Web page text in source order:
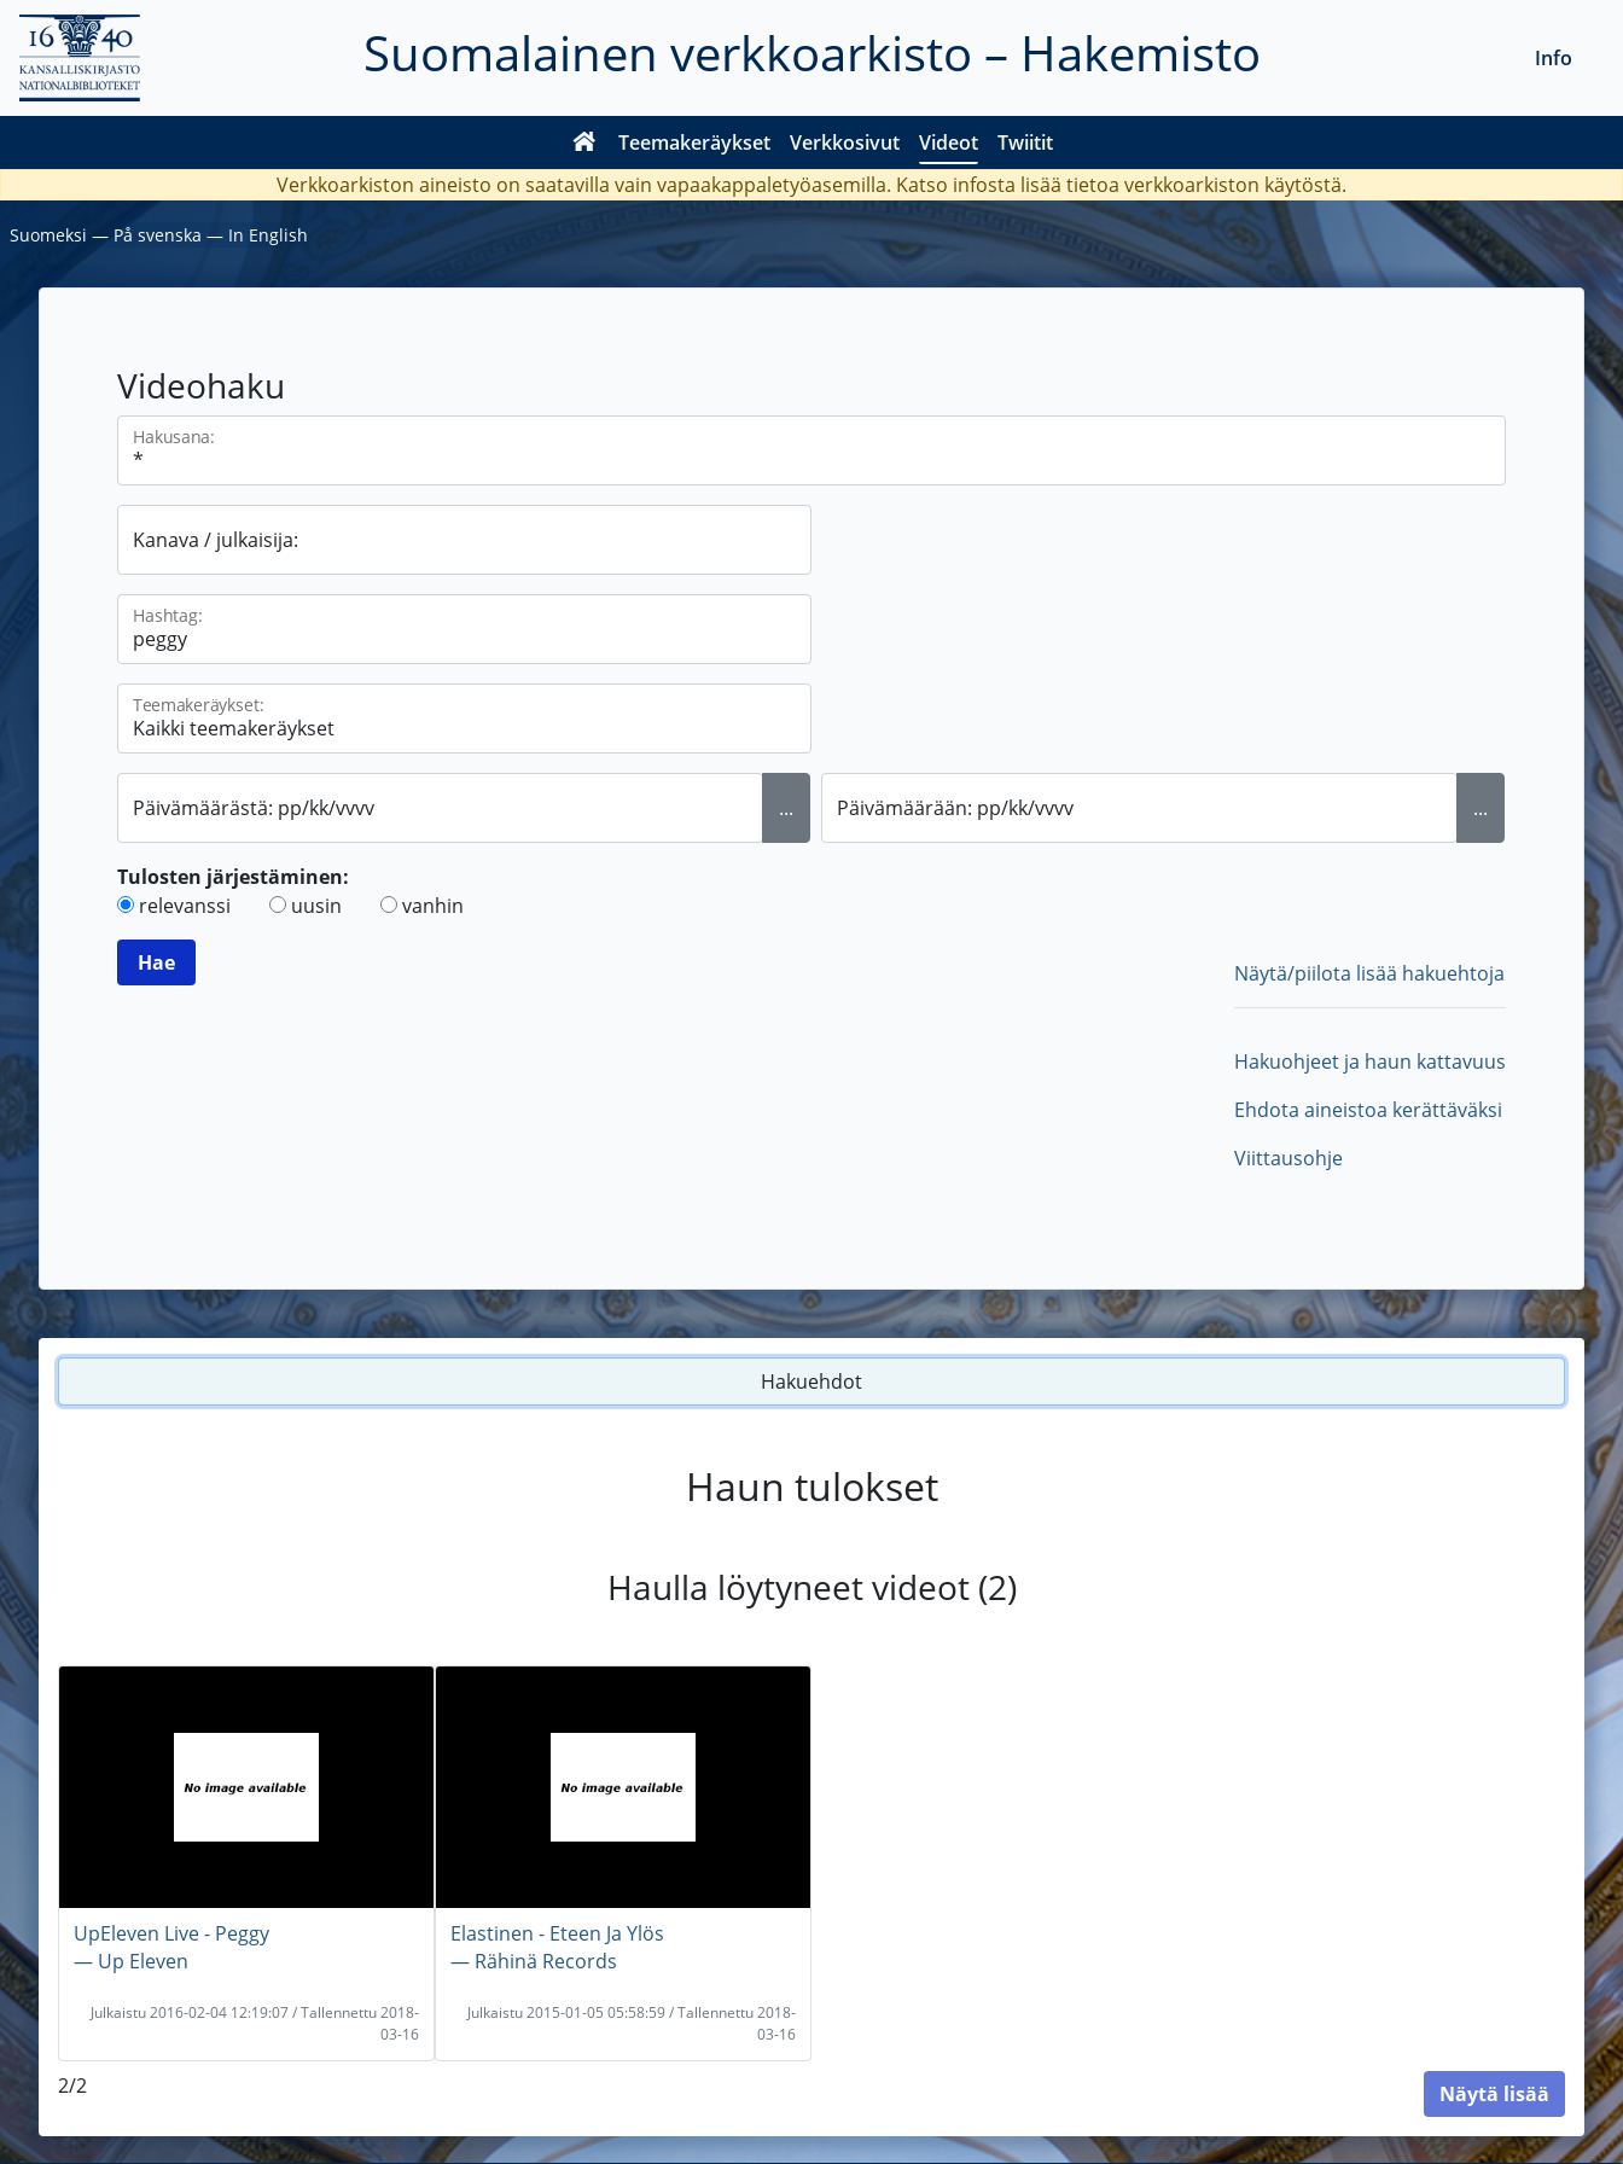
Suomalainen verkkoarkisto – Hakemisto
Teemakeräykset Verkkosivut Videot Twiitit
Info
Verkkoarkiston aineisto on saatavilla vain vapaakappaletyöasemilla. Katso infosta lisää tietoa verkkoarkiston käytöstä.
Suomeksi ― På svenska ― In English
Videohaku
Hakusana:
Kanava / julkaisija:
Hashtag:
Teemakeräykset:
Päivämäärästä: pp/kk/vvvv ... Päivämäärään: pp/kk/vvvv ...
Tulosten järjestäminen:
relevanssi
uusin vanhin
Näytä/piilota lisää hakuehtoja
Hakuohjeet ja haun kattavuus
Ehdota aineistoa kerättäväksi
Viittausohje
Hakuehdot
Haun tulokset
Haulla löytyneet videot (2)
UpEleven Live - Peggy
― Up Eleven
Julkaistu 2016-02-04 12:19:07 / Tallennettu 2018-
03-16
Elastinen - Eteen Ja Ylös
― Rähinä Records
Julkaistu 2015-01-05 05:58:59 / Tallennettu 2018-
03-16
2/2 Näytä lisää